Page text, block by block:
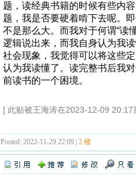
题，读经典书籍的时候有些内
题，我是否要硬着啃下去呢。
不是那么大。而我对于何谓“读
逻辑说出来，而我自身认为我
社会现象，我觉得可以将这些
认为我读懂了。读完整书后我
前读书的一个困境。
[ 此贴被王海涛在2023-12-09 20:17
Posted: 2022-11-29 22:09 | 2 楼